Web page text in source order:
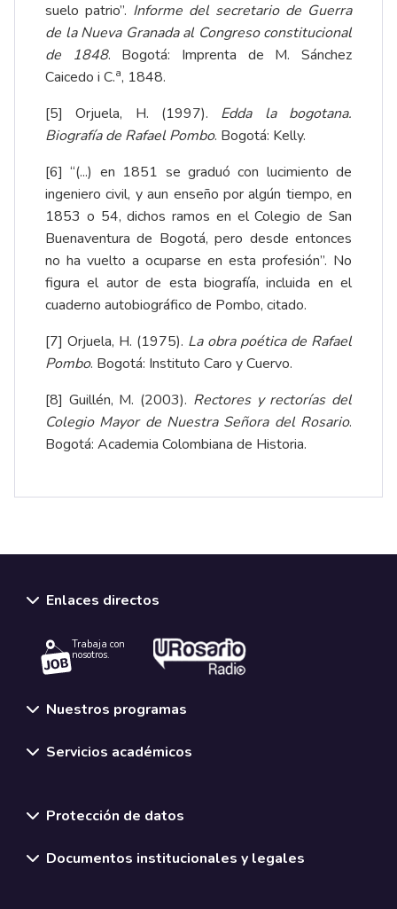
suelo patrio”. Informe del secretario de Guerra
de la Nueva Granada al Congreso constitucional
de 1848. Bogotá: Imprenta de M. Sánchez
Caicedo i C.a, 1848.
[5] Orjuela, H. (1997). Edda la bogotana.
Biografía de Rafael Pombo. Bogotá: Kelly.
[6] “(...) en 1851 se graduó con lucimiento de
ingeniero civil, y aun enseño por algún tiempo, en
1853 o 54, dichos ramos en el Colegio de San
Buenaventura de Bogotá, pero desde entonces
no ha vuelto a ocuparse en esta profesión”. No
figura el autor de esta biografía, incluida en el
cuaderno autobiográfico de Pombo, citado.
[7] Orjuela, H. (1975). La obra poética de Rafael
Pombo. Bogotá: Instituto Caro y Cuervo.
[8] Guillén, M. (2003). Rectores y rectorías del
Colegio Mayor de Nuestra Señora del Rosario.
Bogotá: Academia Colombiana de Historia.
Enlaces directos
Trabaja con
nosotros.
Nuestros programas
Servicios académicos
Protección de datos
Documentos institucionales y legales